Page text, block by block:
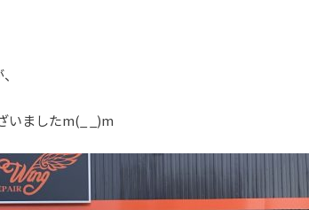
いましたm(_ _)m